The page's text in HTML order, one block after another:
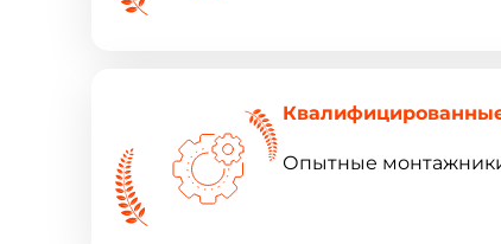
Опытные